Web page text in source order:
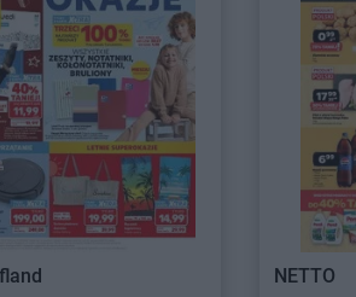
NETTO